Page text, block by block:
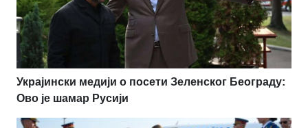
Украјински медији о посети Зеленског Београду:
Ово је шамар Русији